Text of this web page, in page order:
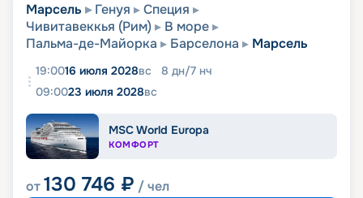
Марсель Генуя
Специя
Чивитавеккья (Рим)
В море
Пальма-де-Майорка
Барселона Марсель
19:0016 июля 2028вс 8 дн/7 нч
09:0023 июля 2028вс
MSC World Europa
КОМФОРТ
от130 746 ₽ / чел